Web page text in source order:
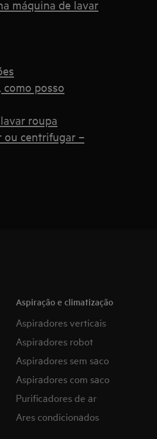
máquina de lavar
posso
roupa
ou centrifugar –
Aspiração e climatização
Aspiradores verticais
Aspiradores robot
Aspiradores sem saco
Aspiradores com saco
Purificadores de ar
Ares condicionados